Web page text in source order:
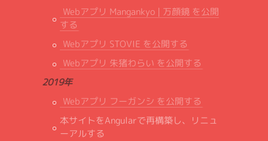
Webアプリ Mangankyo | 万顔鏡 を公開
する
Webアプリ STOVIE を公開する
Webアプリ 朱猪わらい を公開する
2019年
Webアプリ フーガンシ を公開する
本サイトをAngularで再構築し、リニュ
ーアルする